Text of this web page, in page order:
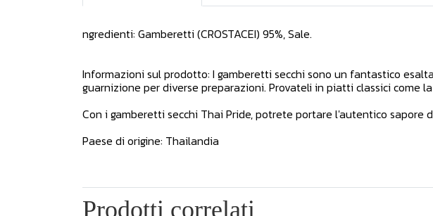
ngredienti: Gamberetti (CROSTACEI) 95%, Sale.
Informazioni sul prodotto: I gamberetti secchi sono un fantastico
guarnizione per diverse preparazioni. Provateli in piatti classici come
Con i gamberetti secchi Thai Pride, potrete portare l'autentico
Paese di origine: Thailandia
Prodotti correlati